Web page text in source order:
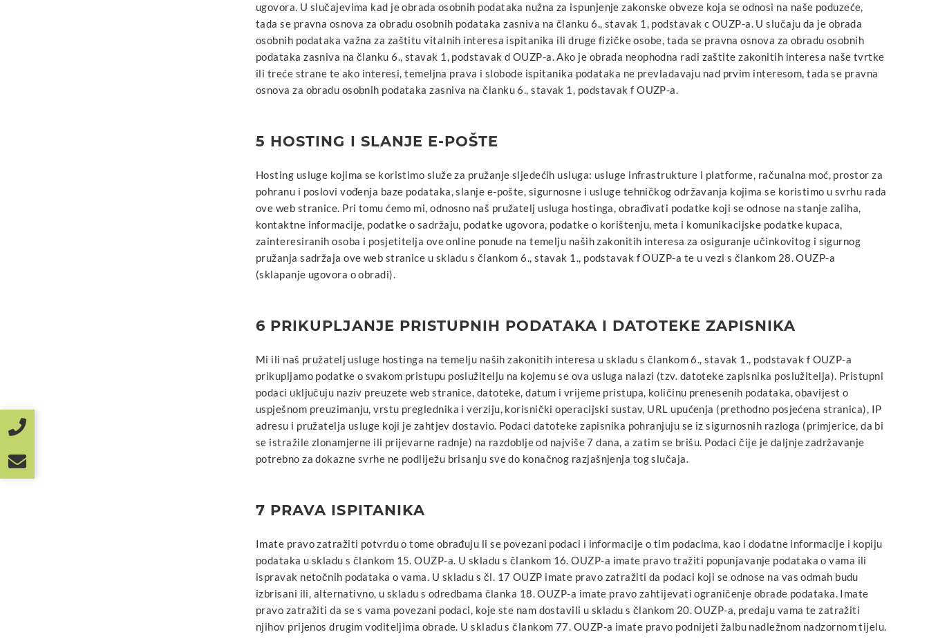
ugovora. U slučajevima kad je obrada osobnih podataka nužna za ispunjenje zakonske obveze koja se odnosi na naše poduzeće,
tada se pravna osnova za obradu osobnih podataka zasniva na članku 6., stavak 1, podstavak c OUZP-a. U slučaju da je obrada
osobnih podataka važna za zaštitu vitalnih interesa ispitanika ili druge fizičke osobe, tada se pravna osnova za obradu osobnih
podataka zasniva na članku 6., stavak 1, podstavak d OUZP-a. Ako je obrada neophodna radi zaštite zakonitih interesa naše tvrtke
ili treće strane te ako interesi, temeljna prava i slobode ispitanika podataka ne prevladavaju nad prvim interesom, tada se pravna
osnova za obradu osobnih podataka zasniva na članku 6., stavak 1, podstavak f OUZP-a.
5 HOSTING I SLANJE E-POŠTE
Hosting usluge kojima se koristimo služe za pružanje sljedećih usluga: usluge infrastrukture i platforme, računalna moć, prostor za
pohranu i poslovi vođenja baze podataka, slanje e-pošte, sigurnosne i usluge tehničkog održavanja kojima se koristimo u svrhu rada
ove web stranice. Pri tomu ćemo mi, odnosno naš pružatelj usluga hostinga, obrađivati podatke koji se odnose na stanje zaliha,
kontaktne informacije, podatke o sadržaju, podatke ugovora, podatke o korištenju, meta i komunikacijske podatke kupaca,
zainteresiranih osoba i posjetitelja ove online ponude na temelju naših zakonitih interesa za osiguranje učinkovitog i sigurnog
pružanja sadržaja ove web stranice u skladu s člankom 6., stavak 1., podstavak f OUZP-a te u vezi s člankom 28. OUZP-a
(sklapanje ugovora o obradi).
6 PRIKUPLJANJE PRISTUPNIH PODATAKA I DATOTEKE ZAPISNIKA
Mi ili naš pružatelj usluge hostinga na temelju naših zakonitih interesa u skladu s člankom 6., stavak 1., podstavak f OUZP-a
prikupljamo podatke o svakom pristupu poslužitelju na kojemu se ova usluga nalazi (tzv. datoteke zapisnika poslužitelja). Pristupni
podaci uključuju naziv preuzete web stranice, datoteke, datum i vrijeme pristupa, količinu prenesenih podataka, obavijest o
uspješnom preuzimanju, vrstu preglednika i verziju, korisnički operacijski sustav, URL upućenja (prethodno posjećena stranica), IP
adresu i pružatelja usluge koji je zahtjev dostavio. Podaci datoteke zapisnika pohranjuju se iz sigurnosnih razloga (primjerice, da bi
se istražile zlonamjerne ili prijevarne radnje) na razdoblje od najviše 7 dana, a zatim se brišu. Podaci čije je daljnje zadržavanje
potrebno za dokazne svrhe ne podliježu brisanju sve do konačnog razjašnjenja tog slučaja.
7 PRAVA ISPITANIKA
Imate pravo zatražiti potvrdu o tome obrađuju li se povezani podaci i informacije o tim podacima, kao i dodatne informacije i kopiju
podataka u skladu s člankom 15. OUZP-a. U skladu s člankom 16. OUZP-a imate pravo tražiti popunjavanje podataka o vama ili
ispravak netočnih podataka o vama. U skladu s čl. 17 OUZP imate pravo zatražiti da podaci koji se odnose na vas odmah budu
izbrisani ili, alternativno, u skladu s odredbama članka 18. OUZP-a imate pravo zahtijevati ograničenje obrade podataka. Imate
pravo zatražiti da se s vama povezani podaci, koje ste nam dostavili u skladu s člankom 20. OUZP-a, predaju vama te zatražiti
njihov prijenos drugim voditeljima obrade. U skladu s člankom 77. OUZP-a imate pravo podnijeti žalbu nadležnom nadzornom tijelu.